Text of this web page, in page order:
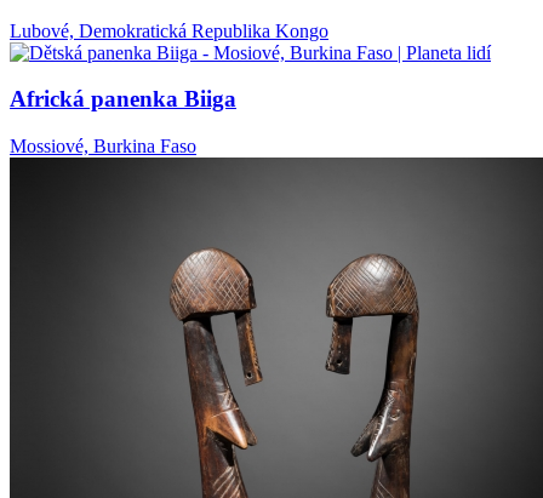
Lubové, Demokratická Republika Kongo
Africká panenka Biiga
Mossiové, Burkina Faso